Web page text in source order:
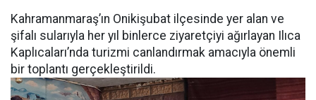
Kahramanmaraş’ın Onikişubat ilçesinde yer alan ve
şifalı sularıyla her yıl binlerce ziyaretçiyi ağırlayan Ilıca
Kaplıcaları’nda turizmi canlandırmak amacıyla önemli
bir toplantı gerçekleştirildi.